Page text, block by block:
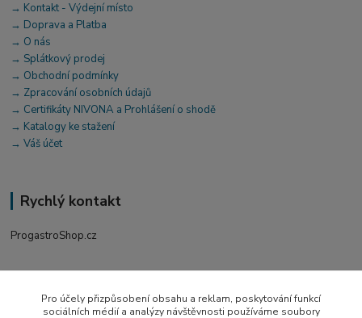
→ Kontakt - Výdejní místo
→ Doprava a Platba
→ O nás
→ Splátkový prodej
→ Obchodní podmínky
→ Zpracování osobních údajů
→ Certifikáty NIVONA a Prohlášení o shodě
→ Katalogy ke stažení
→ Váš účet
Rychlý kontakt
ProgastroShop.cz
+420 519 411 299
Po-Pá 7-16 hod
Pro účely přizpůsobení obsahu a reklam, poskytování funkcí
sociálních médií a analýzy návštěvnosti používáme soubory